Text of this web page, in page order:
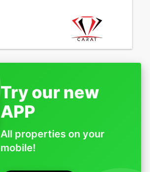
Try our new
APP
All properties on your
mobile!